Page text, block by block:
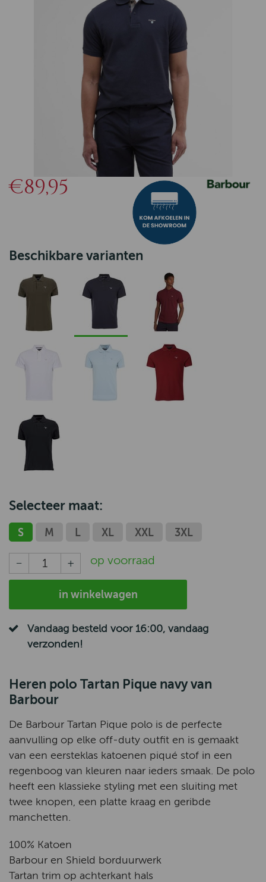
€89,95
Beschikbare varianten
Selecteer maat:
S M L XL XXL 3XL
op voorraad
in winkelwagen
Vandaag besteld voor 16:00, vandaag
verzonden!
Heren polo Tartan Pique navy van
Barbour
De Barbour Tartan Pique polo is de perfecte
aanvulling op elke off-duty outfit en is gemaakt
van een eersteklas katoenen piqué stof in een
regenboog van kleuren naar ieders smaak. De polo
heeft een klassieke styling met een sluiting met
twee knopen, een platte kraag en geribde
manchetten.
100% Katoen
Barbour en Shield borduurwerk
Tartan trim op achterkant hals